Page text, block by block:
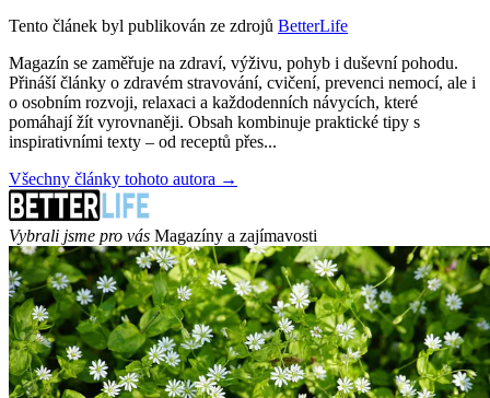
Tento článek byl publikován ze zdrojů BetterLife
Magazín se zaměřuje na zdraví, výživu, pohyb i duševní pohodu.
Přináší články o zdravém stravování, cvičení, prevenci nemocí, ale i
o osobním rozvoji, relaxaci a každodenních návycích, které
pomáhají žít vyrovnaněji. Obsah kombinuje praktické tipy s
inspirativními texty – od receptů přes...
Všechny články tohoto autora →
Vybrali jsme pro vás Magazíny a zajímavosti